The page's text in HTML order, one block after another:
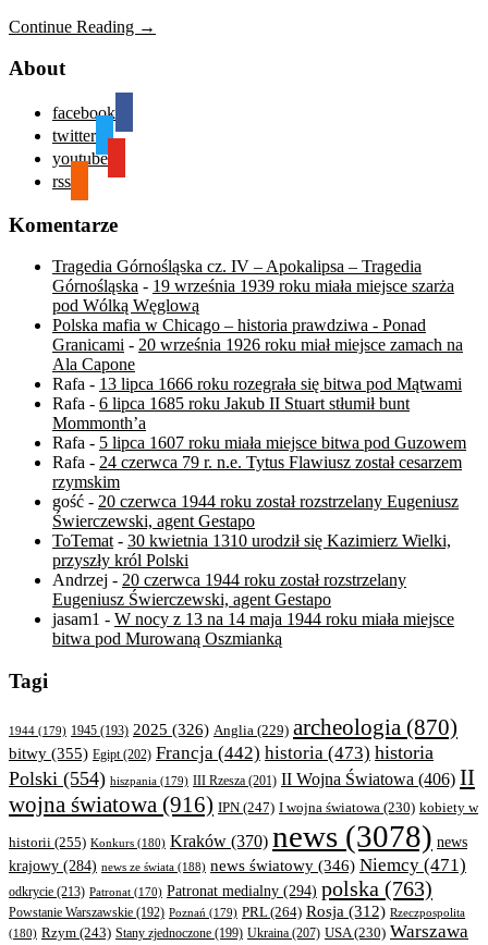
Continue Reading →
About
facebook
twitter
youtube
rss
Komentarze
Tragedia Górnośląska cz. IV – Apokalipsa – Tragedia
Górnośląska - 19 września 1939 roku miała miejsce szarża
pod Wólką Węglową
Polska mafia w Chicago – historia prawdziwa - Ponad
Granicami - 20 września 1926 roku miał miejsce zamach na
Ala Capone
Rafa - 13 lipca 1666 roku rozegrała się bitwa pod Mątwami
Rafa - 6 lipca 1685 roku Jakub II Stuart stłumił bunt
Mommonth’a
Rafa - 5 lipca 1607 roku miała miejsce bitwa pod Guzowem
Rafa - 24 czerwca 79 r. n.e. Tytus Flawiusz został cesarzem
rzymskim
gość - 20 czerwca 1944 roku został rozstrzelany Eugeniusz
Świerczewski, agent Gestapo
ToTemat- 30 kwietnia 1310 urodził się Kazimierz Wielki,
przyszły król Polski
Andrzej - 20 czerwca 1944 roku został rozstrzelany
Eugeniusz Świerczewski, agent Gestapo
jasam1 - W nocy z 13 na 14 maja 1944 roku miała miejsce
bitwa pod Murowaną Oszmianką
Tagi
1944 (179) 1945 (193) 2025 (326) Anglia (229) archeologia (870)
bitwy (355) Egipt(202) Francja (442) historia (473) historia
Polski (554) hiszpania (179) III Rzesza (201) II Wojna Światowa (406) II
wojna światowa (916) IPN (247) I wojna światowa (230) kobiety w
historii (255) Konkurs (180) Kraków (370) news (3078) news
krajowy (284) news ze świata (188) news światowy (346) Niemcy (471)
odkrycie (213) Patronat (170) Patronat medialny (294) polska (763)
Powstanie Warszawskie (192) Poznań (179) PRL(264) Rosja (312) Rzeczpospolita
(180) Rzym (243) Stany zjednoczone (199) Ukraina (207) USA(230) Warszawa